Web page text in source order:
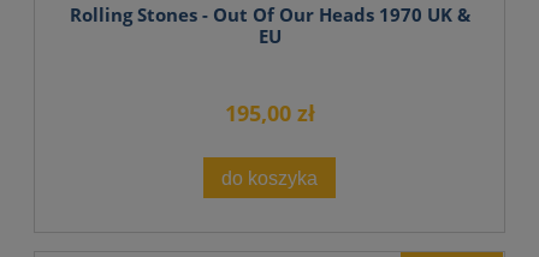
Rolling Stones - Out Of Our Heads 1970 UK &
EU
195,00 zł
do koszyka